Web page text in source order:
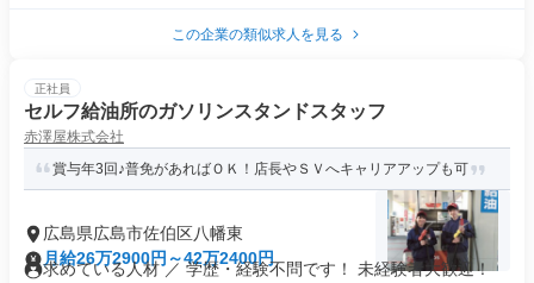
この企業の類似求人を見る
正社員
セルフ給油所のガソリンスタンドスタッフ
赤澤屋株式会社
賞与年3回♪普免があればＯＫ！店長やＳＶへキャリアアップも可
広島県広島市佐伯区八幡東
月給26万2900円～42万2400円
求めている人材 ／ 学歴・経験不問です！ 未経験者大歓迎！